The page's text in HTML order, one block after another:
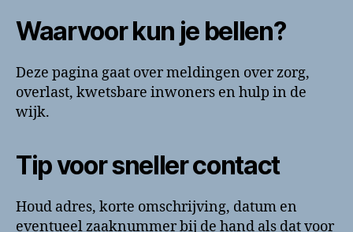
Waarvoor kun je bellen?
Deze pagina gaat over meldingen over zorg,
overlast, kwetsbare inwoners en hulp in de
wijk.
Tip voor sneller contact
Houd adres, korte omschrijving, datum en
eventueel zaaknummer bij de hand als dat voor